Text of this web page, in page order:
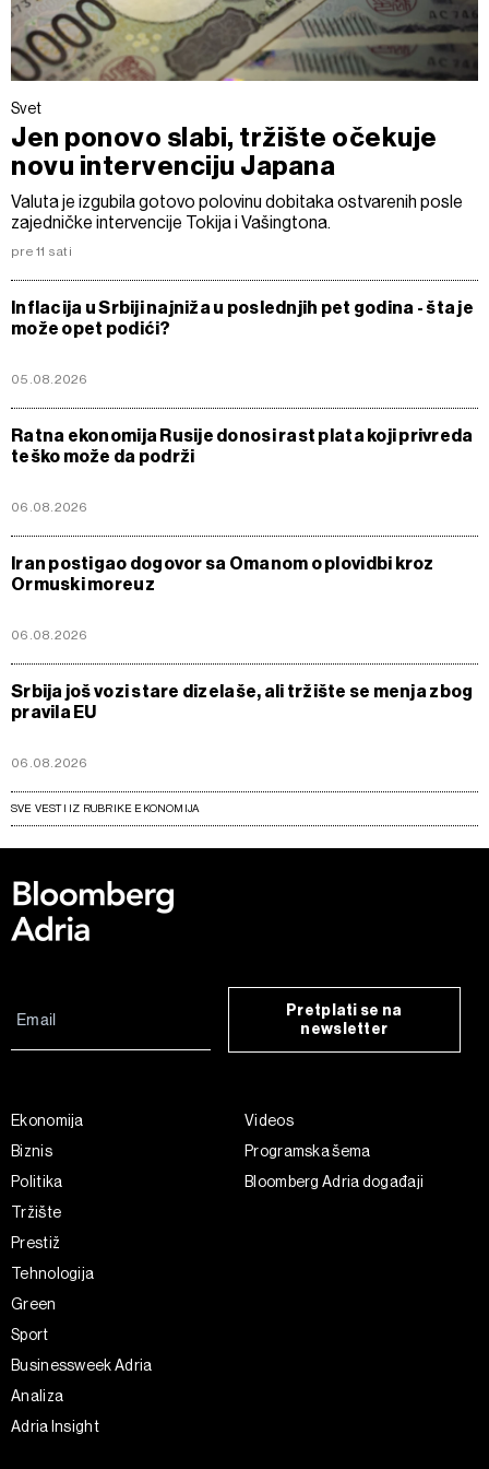
Svet
Jen ponovo slabi, tržište očekuje
novu intervenciju Japana
Valuta je izgubila gotovo polovinu dobitaka ostvarenih posle
zajedničke intervencije Tokija i Vašingtona.
pre 11 sati
Inflacija u Srbiji najniža u poslednjih pet godina - šta je
može opet podići?
05.08.2026
Ratna ekonomija Rusije donosi rast plata koji privreda
teško može da podrži
06.08.2026
Iran postigao dogovor sa Omanom o plovidbi kroz
Ormuski moreuz
06.08.2026
Srbija još vozi stare dizelaše, ali tržište se menja zbog
pravila EU
06.08.2026
SVE VESTI IZ RUBRIKE EKONOMIJA
Pretplati se na
newsletter
Ekonomija
Biznis
Politika
Tržište
Prestiž
Tehnologija
Green
Sport
Businessweek Adria
Analiza
Adria Insight
Videos
Programska šema
Bloomberg Adria događaji